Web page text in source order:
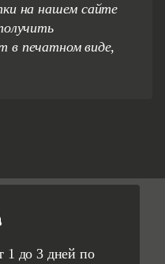
на нашем сайте
в печатном виде,